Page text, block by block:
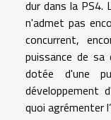
dur dans la PS4.
n'admet pas
concurrent,
puissance de sa
dotée d'une
développement
quoi agrémenter